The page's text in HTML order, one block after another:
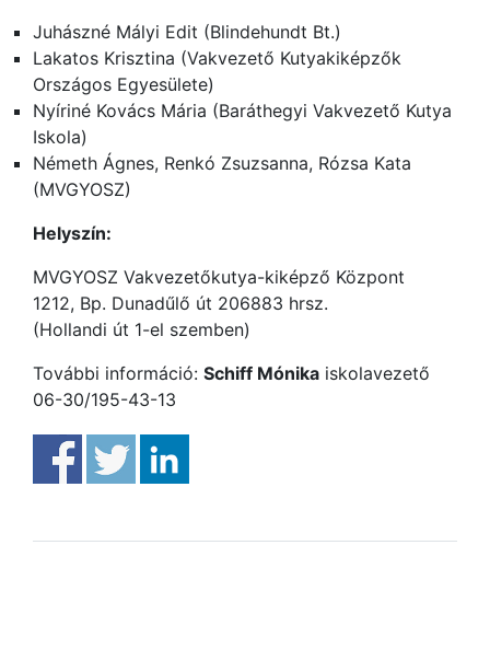
Juhászné Mályi Edit (Blindehundt Bt.)
Lakatos Krisztina (Vakvezető Kutyakiképzők
Országos Egyesülete)
Nyíriné Kovács Mária (Baráthegyi Vakvezető Kutya
Iskola)
Németh Ágnes, Renkó Zsuzsanna, Rózsa Kata
(MVGYOSZ)
Helyszín:
MVGYOSZ Vakvezetőkutya-kiképző Központ
1212, Bp. Dunadűlő út 206883 hrsz.
(Hollandi út 1-el szemben)
További információ: Schiff Mónika iskolavezető
06-30/195-43-13